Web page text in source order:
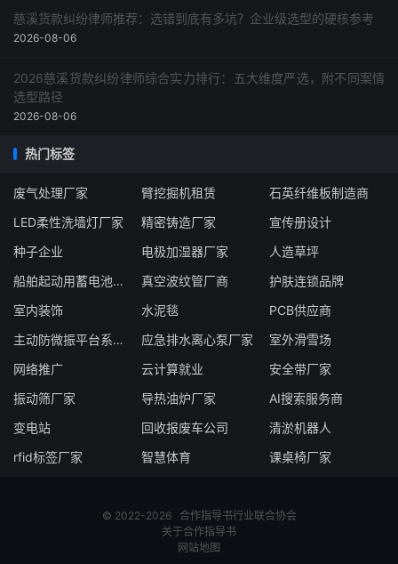
慈溪货款纠纷律师推荐：选错到底有多坑？企业级选型的硬核参考
2026-08-06
2026慈溪货款纠纷律师综合实力排行：五大维度严选，附不同案情
选型路径
2026-08-06
热门标签
废气处理厂家 臂挖掘机租赁
石英纤维板制造商
LED柔性洗墙灯厂家
精密铸造厂家
宣传册设计
种子企业
电极加湿器厂家
人造草坪
船舶起动用蓄电池厂家
真空波纹管厂商
护肤连锁品牌
室内装饰
水泥毯
PCB供应商
主动防微振平台系统厂家
应急排水离心泵厂家
室外滑雪场
网络推广
云计算就业
安全带厂家
振动筛厂家
导热油炉厂家
AI搜索服务商
变电站
回收报废车公司
清淤机器人
rfid标签厂家
智慧体育 课桌椅厂家
© 2022-2026 合作指导书行业联合协会
关于合作指导书
网站地图